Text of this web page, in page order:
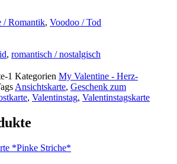
/ Romantik, Voodoo / Tod
, romantisch / nostalgisch
1 Kategorien My Valentine - Herz-
Ansichtskarte, Geschenk zum
, Valentinstag, Valentinstagskarte